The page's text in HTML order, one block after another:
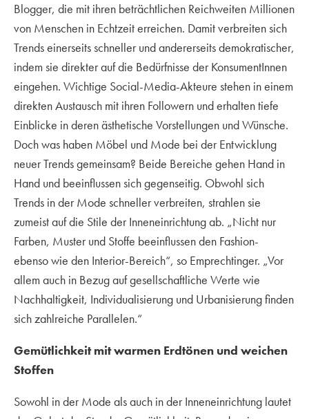
Blogger, die mit ihren beträchtlichen Reichweiten Millionen
von Menschen in Echtzeit erreichen. Damit verbreiten sich
Trends einerseits schneller und andererseits demokratischer,
indem sie direkter auf die Bedürfnisse der KonsumentInnen
eingehen. Wichtige Social-Media-Akteure stehen in einem
direkten Austausch mit ihren Followern und erhalten tiefe
Einblicke in deren ästhetische Vorstellungen und Wünsche.
Doch was haben Möbel und Mode bei der Entwicklung
neuer Trends gemeinsam? Beide Bereiche gehen Hand in
Hand und beeinflussen sich gegenseitig. Obwohl sich
Trends in der Mode schneller verbreiten, strahlen sie
zumeist auf die Stile der Inneneinrichtung ab. „Nicht nur
Farben, Muster und Stoffe beeinflussen den Fashion-
ebenso wie den Interior-Bereich“, so Emprechtinger. „Vor
allem auch in Bezug auf gesellschaftliche Werte wie
Nachhaltigkeit, Individualisierung und Urbanisierung finden
sich zahlreiche Parallelen.“
Gemütlichkeit mit warmen Erdtönen und weichen
Stoffen
Sowohl in der Mode als auch in der Inneneinrichtung lautet